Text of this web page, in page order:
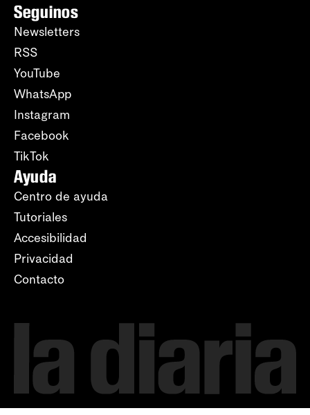
Seguinos
Newsletters
RSS
YouTube
WhatsApp
Instagram
Facebook
TikTok
Ayuda
Centro de ayuda
Tutoriales
Accesibilidad
Privacidad
Contacto